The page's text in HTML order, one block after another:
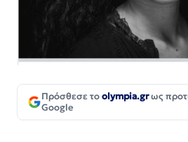
Πρόσθεσε τοolympia.grως
Google